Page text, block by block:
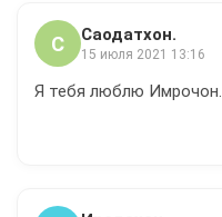
С Саодатхон.
15 июля 2021 13:16
Я тебя люблю Имрочон.